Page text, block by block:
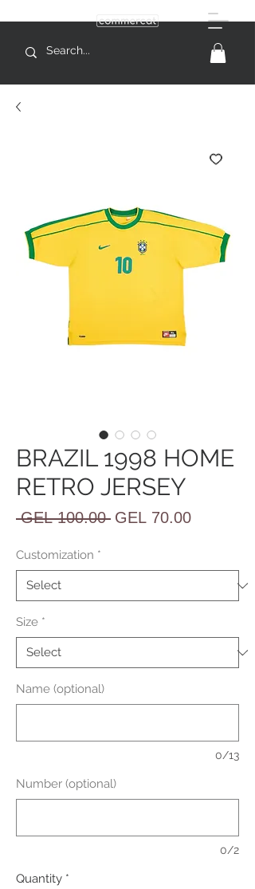
BRAZIL 1998 HOME
RETRO JERSEY
GEL 100.00 Regular
GEL 70.00Sale
Customization *
Size *
Name (optional)
0/13
Number (optional)
0/2
Quantity *